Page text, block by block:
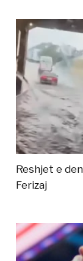
Reshjet e
Ferizaj